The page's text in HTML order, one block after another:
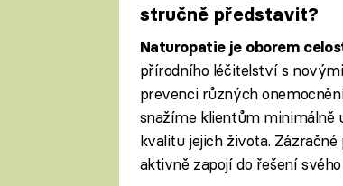
stručně představit?
Naturopatie je oborem
přírodního léčitelství s
prevenci různých
snažíme klientům minimálně
kvalitu jejich života.
aktivně zapojí do řešení